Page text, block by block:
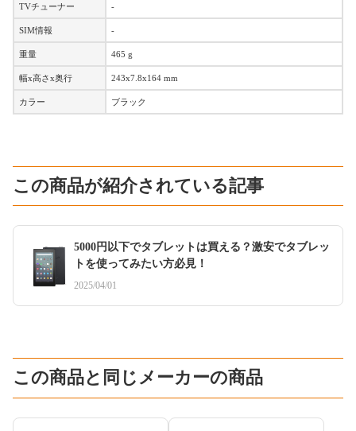
TVチューナー -
SIM情報 -
重量 465 g
幅x高さx奥行 243x7.8x164 mm
カラー ブラック
この商品が紹介されている記事
5000円以下でタブレットは買える？激安でタブレッ
トを使ってみたい方必見！
2025/04/01
この商品と同じメーカーの商品